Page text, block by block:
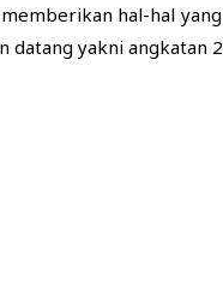
hal-hal
datang yakni